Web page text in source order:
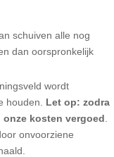
schuiven alle nog
dan oorspronkelijk
wordt
houden. Let op: zodra
kosten vergoed
onvoorziene